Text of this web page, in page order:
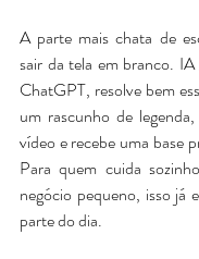
A parte mais chata de
sair da tela em branco.
ChatGPT, resolve bem
um rascunho de
vídeo e recebe uma base
Para quem cuida
negócio pequeno, isso já
parte do dia.